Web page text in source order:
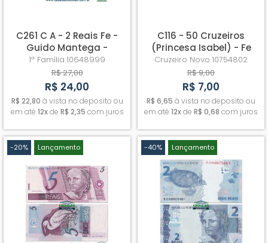
C261 C A - 2 Reais Fe -
Guido Mantega -
Henrique Meirelles
1ª Família 10648999
R$ 27,00
R$ 24,00
R$ 22,80 à vista no deposito ou
em até 12xde R$ 2,35 com juros
C116 - 50 Cruzeiros
(Princesa Isabel) - Fe
(C/C de 50 centavos)
Cruzeiro Novo 10754802
R$ 9,00
R$ 7,00
R$ 6,65 à vista no deposito ou
em até 12xde R$ 0,68 com juros
-20% Lançamento -40% Lançamento